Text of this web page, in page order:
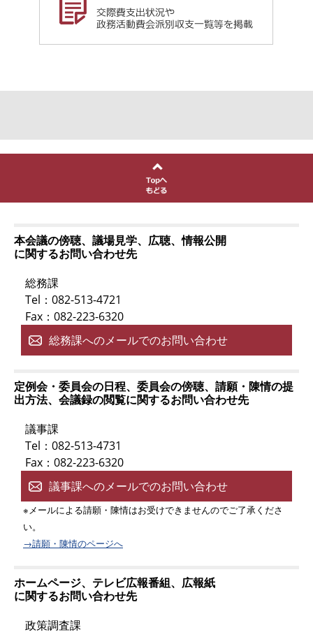
本会議の傍聴、議場見学、広聴、情報公開
に関するお問い合わせ先
総務課
Tel：082-513-4721
Fax：082-223-6320
総務課へのメールでのお問い合わせ
定例会・委員会の日程、委員会の傍聴、請願・陳情の提
出方法、会議録の閲覧に関するお問い合わせ先
議事課
Tel：082-513-4731
Fax：082-223-6320
議事課へのメールでのお問い合わせ
※メールによる請願・陳情はお受けできませんのでご了承くださ
い。
→請願・陳情のページへ
ホームページ、テレビ広報番組、広報紙
に関するお問い合わせ先
政策調査課